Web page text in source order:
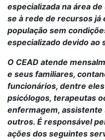
especializada na área
se à rede de recursos
população sem
especializado devido ao
O CEAD atende
e seus familiares,
funcionários, dentre
psicólogos, terapeutas
enfermagem,
outros. É responsável
ações dos seguintes